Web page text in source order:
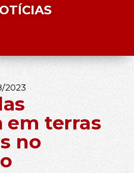
2023
em terras
no